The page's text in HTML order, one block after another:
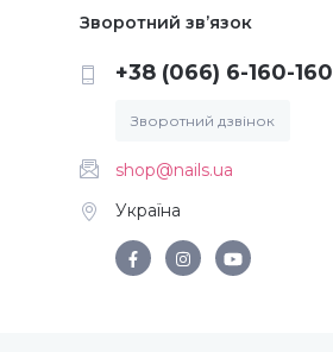
Зворотний зв’язок
+38 (066) 6-160-160
Зворотний дзвінок
shop@nails.ua
Україна